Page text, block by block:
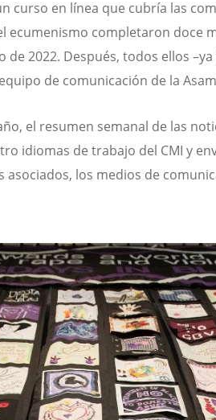
curso en línea que cubría las
ecumenismo completaron doce
de 2022. Después, todos ellos
de comunicación de la
el resumen semanal de las
idiomas de trabajo del CMI y
asociados, los medios de